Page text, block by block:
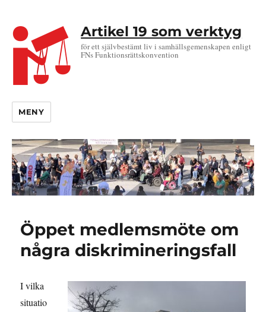
Artikel 19 som verktyg
för ett självbestämt liv i samhällsgemenskapen enligt
FNs Funktionsrättskonvention
MENY
Öppet medlemsmöte om
några diskrimineringsfall
I vilka
situatio